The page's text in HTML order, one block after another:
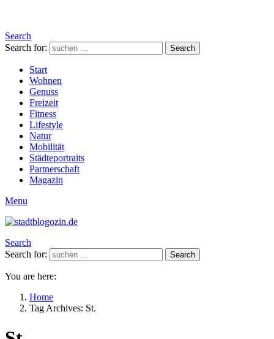
Search
Search for:
Search
Start
Wohnen
Genuss
Freizeit
Fitness
Lifestyle
Natur
Mobilität
Städteportraits
Partnerschaft
Magazin
Menu
Search
Search for:
Search
You are here:
Home
Tag Archives: St.